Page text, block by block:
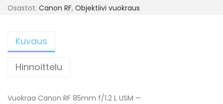
Osastot: Canon RF, Objektiivi vuokraus
Kuvaus
Hinnoittelu
Vuokraa Canon RF 85mm f/1.2 L USM —